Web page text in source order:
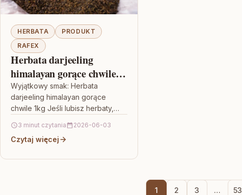
HERBATA
PRODUKT
RAFEX
Herbata darjeeling
himalayan gorące chwile
1kg
Wyjątkowy smak: Herbata
darjeeling himalayan gorące
chwile 1kg Jeśli lubisz herbaty,
aromatem już od pierwszego
zaparzenia, ten wariant z linii
3 minut czytania 2026-06-03
Czytaj więcej
1 2 3 … 53